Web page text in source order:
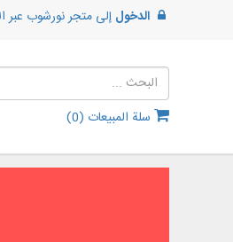
الدخول إلى متجر نورشوب عبر
سلة المبيعات (0
)